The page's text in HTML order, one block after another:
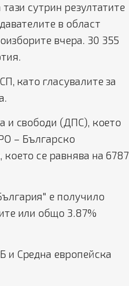
сутрин резултатите
в област
вчера. 30 355
като гласувалите за
и свободи (ДПС), което
– Българско
се равнява на 6787
е получило
или общо 3.87%
и Средна европейска